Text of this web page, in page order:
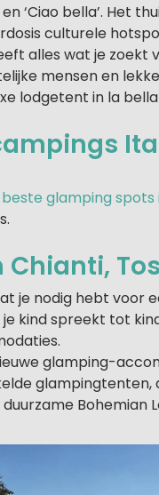
‘Ciao bella’. Het
culturele
alles wat je zoekt
mensen en
lodgetent in la bella
glamping spots
Chianti,
je nodig hebt voor
kind spreekt tot
glamping-
glampingtenten,
Bohemian